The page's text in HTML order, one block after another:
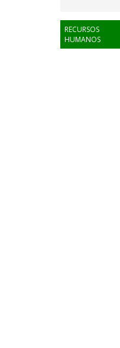
RECURSOS
HUMANOS